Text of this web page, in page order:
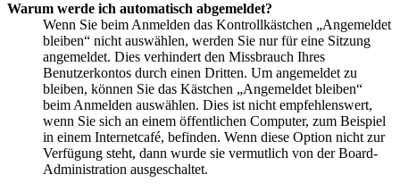
Warum werde ich automatisch abgemeldet?
Wenn Sie beim Anmelden das Kontrollkästchen „Angemeldet
bleiben“ nicht auswählen, werden Sie nur für eine Sitzung
angemeldet. Dies verhindert den Missbrauch Ihres
Benutzerkontos durch einen Dritten. Um angemeldet zu
bleiben, können Sie das Kästchen „Angemeldet bleiben“
beim Anmelden auswählen. Dies ist nicht empfehlenswert,
wenn Sie sich an einem öffentlichen Computer, zum Beispiel
in einem Internetcafé, befinden. Wenn diese Option nicht zur
Verfügung steht, dann wurde sie vermutlich von der Board-
Administration ausgeschaltet.